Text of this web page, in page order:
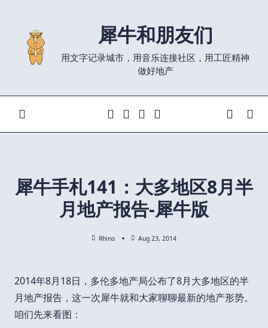
content
犀牛和朋友们
用文字记录城市，用音乐连接社区，用工匠精神
做好地产
犀牛手札141：大多地区8月半
月地产报告-犀牛版
Rhino Aug 23, 2014
2014年8月18日，多伦多地产局公布了8月大多地区的半
月地产报告，这一次犀牛就和大家聊聊最新的地产形势。
咱们先来看图：